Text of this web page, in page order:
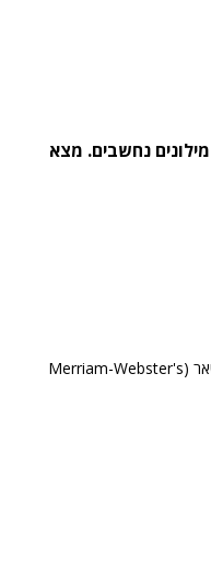
מצא מה פירוש המילה Hand ב-19 מילונים נחשבים. מצא
– מילון מרים וובסטאר (Merriam-Webster's